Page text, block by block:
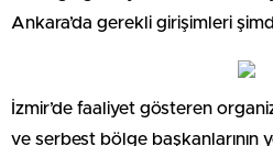
Ankara’da gerekli girişimleri
İzmir’de faaliyet gösteren
ve serbest bölge başkanlarının